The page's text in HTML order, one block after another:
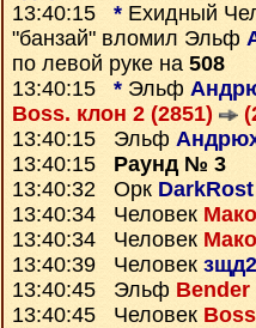
13:40:15 * Ехидный
"банзай" вломил Эльф
по левой руке на 508
13:40:15 * Эльф
Boss. клон 2 (2851)
13:40:15 Эльф
13:40:15 Раунд № 3
13:40:32 Орк DarkRost
13:40:34 Человек
13:40:34 Человек
13:40:39 Человек
13:40:45 Эльф Bender
13:40:45 Человек